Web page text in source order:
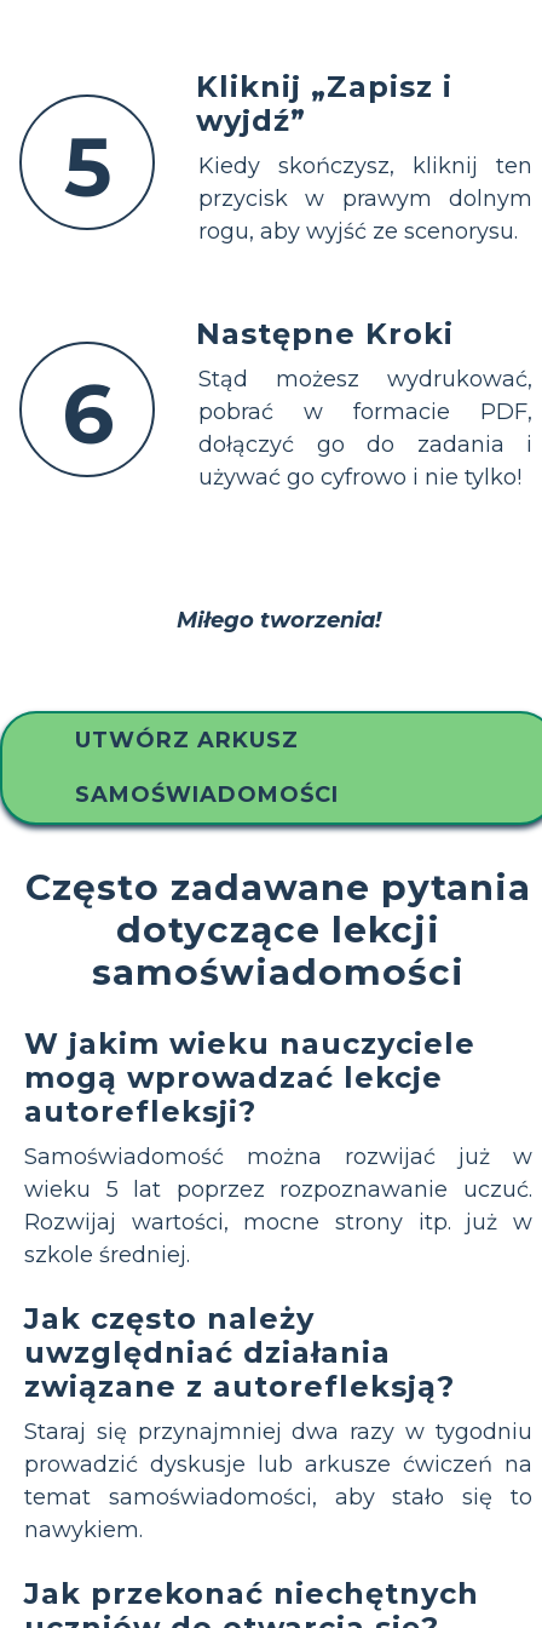
5
Kliknij „Zapisz i
wyjdź”
Kiedy skończysz, kliknij ten
przycisk w prawym dolnym
rogu, aby wyjść ze scenorysu.
6
Następne Kroki
Stąd możesz wydrukować,
pobrać w formacie PDF,
dołączyć go do zadania i
używać go cyfrowo i nie tylko!
Miłego tworzenia!
UTWÓRZ ARKUSZ
SAMOŚWIADOMOŚCI
Często zadawane pytania
dotyczące lekcji
samoświadomości
W jakim wieku nauczyciele
mogą wprowadzać lekcje
autorefleksji?
Samoświadomość można rozwijać już w
wieku 5 lat poprzez rozpoznawanie uczuć.
Rozwijaj wartości, mocne strony itp. już w
szkole średniej.
Jak często należy
uwzględniać działania
związane z autorefleksją?
Staraj się przynajmniej dwa razy w tygodniu
prowadzić dyskusje lub arkusze ćwiczeń na
temat samoświadomości, aby stało się to
nawykiem.
Jak przekonać niechętnych